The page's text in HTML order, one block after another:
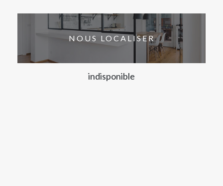
NOUS LOCALISER
indisponible